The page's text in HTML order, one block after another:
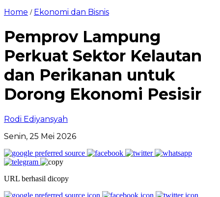
Home / Ekonomi dan Bisnis
Pemprov Lampung
Perkuat Sektor Kelautan
dan Perikanan untuk
Dorong Ekonomi Pesisir
Rodi Ediyansyah
Senin, 25 Mei 2026
URL berhasil dicopy